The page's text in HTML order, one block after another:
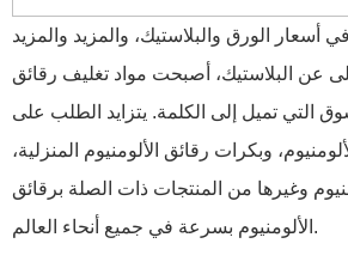
أسعار الورق والبلاستيك، والمزيد والمزيد
عن البلاستيك، أصبحت مواد تغليف رقائق
التي تميل إلى الكلمة. يتزايد الطلب على
وبكرات رقائق الألومنيوم المنزلية،
وغيرها من المنتجات ذات الصلة برقائق
الألومنيوم بسرعة في جميع أنحاء العالم.